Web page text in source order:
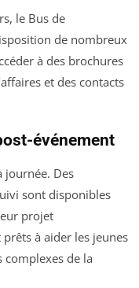
le Bus de
de nombreux
à des brochures
et des contacts
événement
journée. Des
sont disponibles
projet
à aider les jeunes
complexes de la